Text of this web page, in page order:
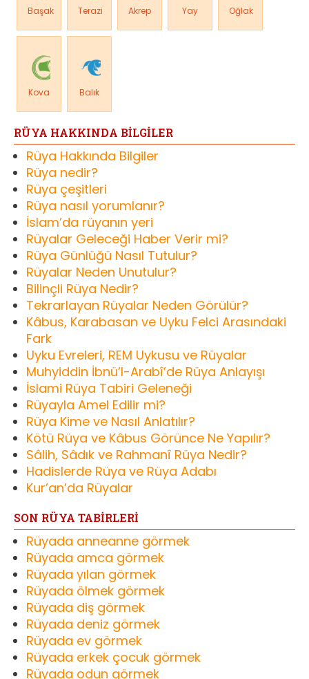
Başak Terazi Akrep Yay Oğlak
Kova Balık
RÜYA HAKKINDA BİLGİLER
Rüya Hakkında Bilgiler
Rüya nedir?
Rüya çeşitleri
Rüya nasıl yorumlanır?
İslam’da rüyanın yeri
Rüyalar Geleceği Haber Verir mi?
Rüya Günlüğü Nasıl Tutulur?
Rüyalar Neden Unutulur?
Bilinçli Rüya Nedir?
Tekrarlayan Rüyalar Neden Görülür?
Kâbus, Karabasan ve Uyku Felci Arasındaki
Fark
Uyku Evreleri, REM Uykusu ve Rüyalar
Muhyiddin İbnü’l-Arabî’de Rüya Anlayışı
İslami Rüya Tabiri Geleneği
Rüyayla Amel Edilir mi?
Rüya Kime ve Nasıl Anlatılır?
Kötü Rüya ve Kâbus Görünce Ne Yapılır?
Sâlih, Sâdık ve Rahmanî Rüya Nedir?
Hadislerde Rüya ve Rüya Adabı
Kur’an’da Rüyalar
SON RÜYA TABİRLERİ
Rüyada anneanne görmek
Rüyada amca görmek
Rüyada yılan görmek
Rüyada ölmek görmek
Rüyada diş görmek
Rüyada deniz görmek
Rüyada ev görmek
Rüyada erkek çocuk görmek
Rüyada odun görmek